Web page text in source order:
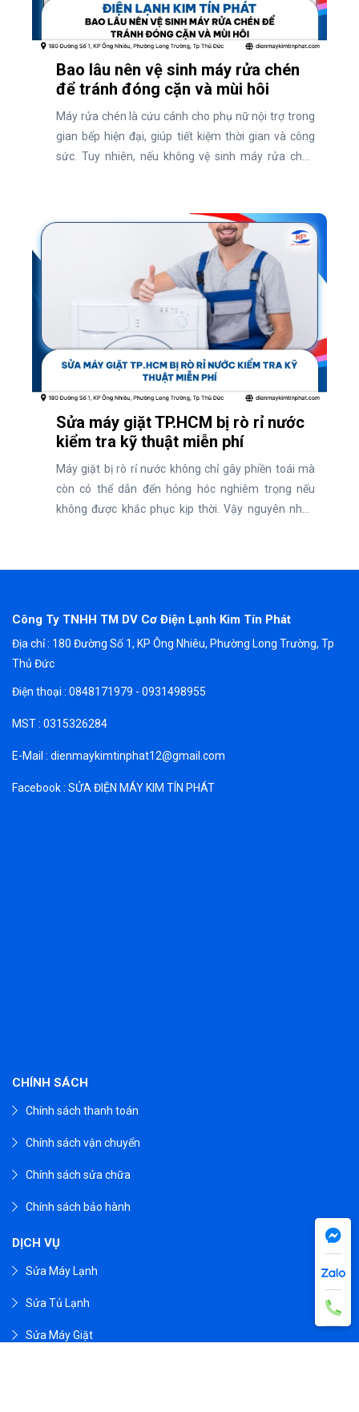
Bao lâu nên vệ sinh máy rửa chén
để tránh đóng cặn và mùi hôi
Máy rửa chén là cứu cánh cho phụ nữ nội trợ trong
gian bếp hiện đại, giúp tiết kiệm thời gian và công
sức. Tuy nhiên, nếu không vệ sinh máy rửa chén
rửa chén để giữ máy luôn sạch sẽ và hoạt động hiệu
quả? Cùng tìm hiểu ngay qua bài viết dưới đây!
Sửa máy giặt TP.HCM bị rò rỉ nước
kiểm tra kỹ thuật miễn phí
Máy giặt bị rò rỉ nước không chỉ gây phiền toái mà
còn có thể dẫn đến hỏng hóc nghiêm trọng nếu
không được khắc phục kịp thời. Vậy nguyên nhân
thuật miễn phí và cam kết chất lượng.
Công Ty TNHH TM DV Cơ Điện Lạnh Kim Tín Phát
Địa chỉ : 180 Đường Số 1, KP Ông Nhiêu, Phường Long Trường, Tp
Thủ Đức
Điện thoại : 0848171979 - 0931498955
MST : 0315326284
E-Mail : dienmaykimtinphat12@gmail.com
Facebook : SỬA ĐIỆN MÁY KIM TÍN PHÁT
CHÍNH SÁCH
Chính sách thanh toán
Chính sách vận chuyển
Chính sách sửa chữa
Chính sách bảo hành
DỊCH VỤ
Sửa Máy Lạnh
Sửa Tủ Lạnh
Sửa Máy Giặt